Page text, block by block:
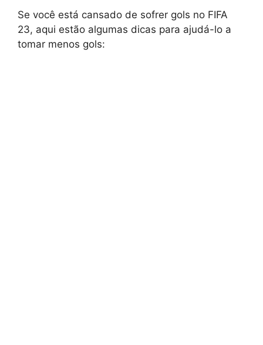
Se você está cansado de sofrer gols no FIFA
23, aqui estão algumas dicas para ajudá-lo a
tomar menos gols: